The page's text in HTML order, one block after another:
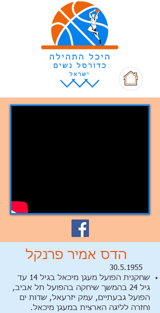
הדס אמיר פרנקל
30.5.1955
שחקנית הפועל מעגן מיכאל
בגיל 14 עד
גיל 24 בהמשך שיחקה בהפועל תל אביב,
הפועל גבעתיים, עמק יזרעאל, שדות ים
וחזרה לליגה הארצית במעגן מיכאל.